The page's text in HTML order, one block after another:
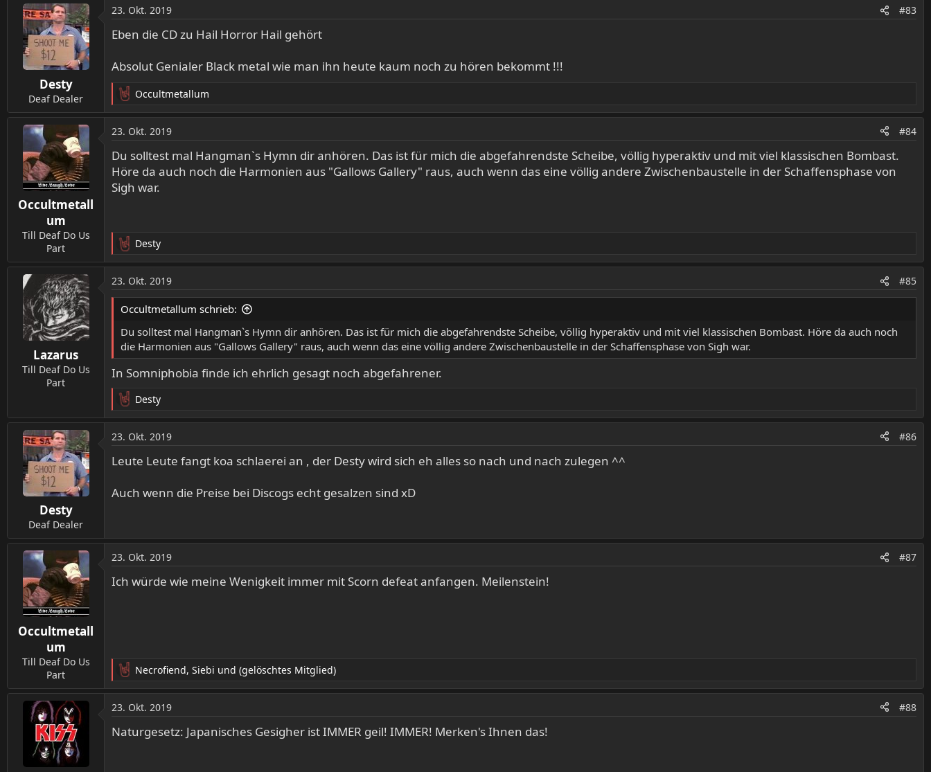
Desty
Deaf Dealer
23. Okt. 2019 #83
Eben die CD zu Hail Horror Hail gehört
Absolut Genialer Black metal wie man ihn heute kaum noch zu hören bekommt !!!
R
e
a
k
t
i
o
n
Occultmetallum
Occultmetall
um
Till Deaf Do Us
Part
23. Okt. 2019 #84
Du solltest mal Hangman`s Hymn dir anhören. Das ist für mich die abgefahrendste Scheibe, völlig hyperaktiv und mit viel klassischen Bombast.
Höre da auch noch die Harmonien aus "Gallows Gallery" raus, auch wenn das eine völlig andere Zwischenbaustelle in der Schaffensphase von
Sigh war.
R
e
a
k
t
o
e
:
Desty
Lazarus
Till Deaf Do Us
Part
23. Okt. 2019 #85
Occultmetallum schrieb:
Du solltest mal Hangman`s Hymn dir anhören. Das ist für mich die abgefahrendste Scheibe, völlig hyperaktiv und mit viel klassischen Bombast. Höre da auch noch
die Harmonien aus "Gallows Gallery" raus, auch wenn das eine völlig andere Zwischenbaustelle in der Schaffensphase von Sigh war.
In Somniphobia finde ich ehrlich gesagt noch abgefahrener.
R
e
a
k
t
n
:
Desty
Desty
Deaf Dealer
23. Okt. 2019 #86
Leute Leute fangt koa schlaerei an , der Desty wird sich eh alles so nach und nach zulegen ^^
Auch wenn die Preise bei Discogs echt gesalzen sind xD
Occultmetall
um
Till Deaf Do Us
Part
23. Okt. 2019 #87
Ich würde wie meine Wenigkeit immer mit Scorn defeat anfangen. Meilenstein!
R
e
a
k
t
Necrofiend, Siebi und (gelöschtes Mitglied)
23. Okt. 2019 #88
Naturgesetz: Japanisches Gesigher ist IMMER geil! IMMER! Merken's Ihnen das!